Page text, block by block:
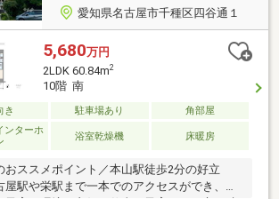
愛知県名古屋市千種区四谷通１
5,680万円
2LDK 60.84m2
10階 南
き 駐車場あり
角部屋
ンターホ
浴室乾燥機 床暖房
おススメポイント／本山駅徒歩2分の好立
屋駅や栄駅まで一本でのアクセスができ、文